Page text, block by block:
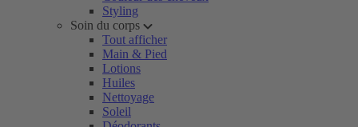
Styling
Soin du corps
Tout afficher
Main & Pied
Lotions
Huiles
Nettoyage
Soleil